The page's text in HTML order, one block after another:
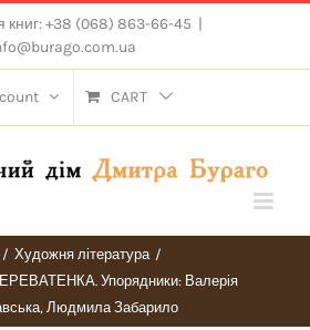
книг: +38 (068) 863-66-45 |
CART
/ Художня література /
Упорядники: Валерія
Людмила Забарило